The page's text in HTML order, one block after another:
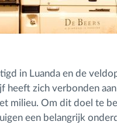
in Luanda en de
zich verbonden
milieu. Om dit doel te
een belangrijk